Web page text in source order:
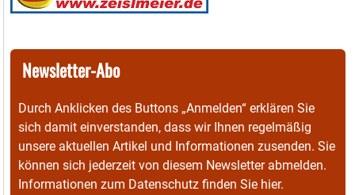
Newsletter-Abo
Durch Anklicken des Buttons „Anmelden“ erklären Sie
sich damit einverstanden, dass wir Ihnen regelmäßig
unsere aktuellen Artikel und Informationen zusenden. Sie
können sich jederzeit von diesem Newsletter abmelden.
Informationen zum Datenschutz finden Sie hier.